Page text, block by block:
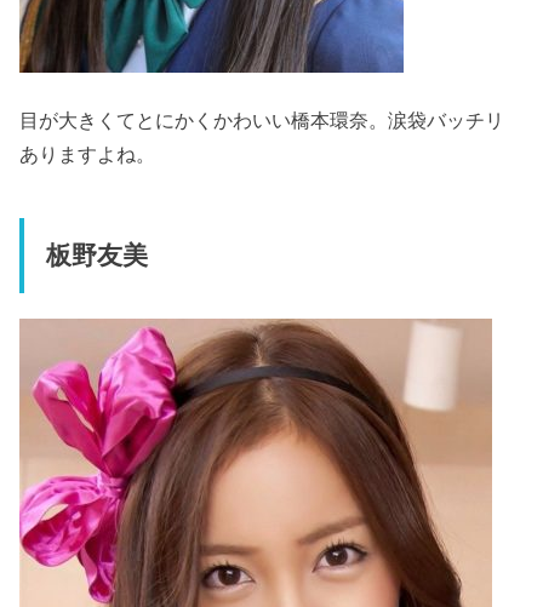
目が大きくてとにかくかわいい橋本環奈。涙袋バッチリ
ありますよね。
板野友美